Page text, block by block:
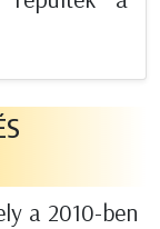
a 2010-ben